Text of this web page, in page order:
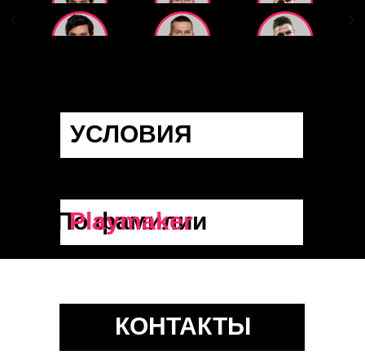
УСЛОВИЯ
Ежемесячный платеж:
50% на 50%
По фамилии
Playmaker
КОНТАКТЫ